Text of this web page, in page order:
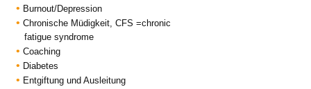
Burnout/Depression
Chronische Müdigkeit, CFS =chronic
fatigue syndrome
Coaching
Diabetes
Entgiftung und Ausleitung